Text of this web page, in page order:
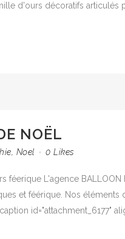
d'ours décoratifs articulés
NOËL
, Noel 0 Likes
féerique L'agence
et féérique. Nos éléments
id="attachment_6177"